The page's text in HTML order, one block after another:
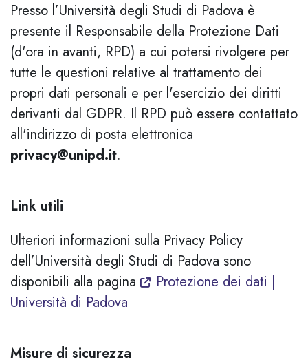
Presso l’Università degli Studi di Padova è
presente il Responsabile della Protezione Dati
(d'ora in avanti, RPD) a cui potersi rivolgere per
tutte le questioni relative al trattamento dei
propri dati personali e per l'esercizio dei diritti
derivanti dal GDPR. Il RPD può essere contattato
all'indirizzo di posta elettronica
privacy@unipd.it.
Link utili
Ulteriori informazioni sulla Privacy Policy
dell’Università degli Studi di Padova sono
disponibili alla pagina
Protezione dei dati |
Università di Padova
Misure di sicurezza